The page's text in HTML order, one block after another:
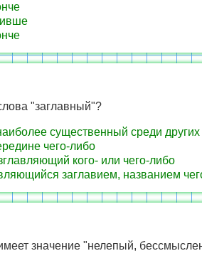
"заглавный"?
существенный среди других
чего-либо
кого- или чего-либо
заглавием, названием
значение "нелепый,